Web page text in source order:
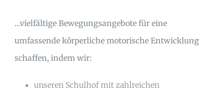
…vielfältige Bewegungsangebote für eine
umfassende körperliche motorische Entwicklung
schaffen, indem wir:
unseren Schulhof mit zahlreichen